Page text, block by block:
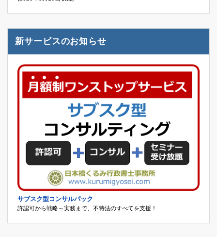
新サービスのお知らせ
サブスク型コンサルパック
許認可から戦略～実務まで、不特法のすべてを支援！